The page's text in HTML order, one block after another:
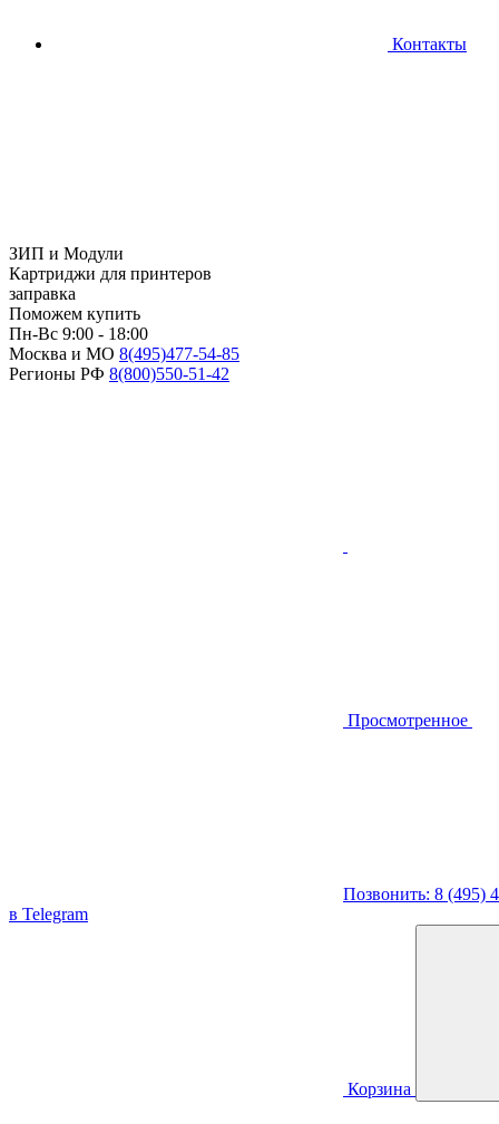
Контакты
ЗИП и Модули
Картриджи для принтеров
заправка
Поможем купить
Пн-Вс 9:00 - 18:00
Москва и МО 8(495)477-54-85
Регионы РФ 8(800)550-51-42
Просмотренное
Позвонить: 8 (495)
в Telegram
Корзина